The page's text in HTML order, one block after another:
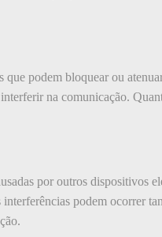
podem bloquear ou
na comunicação.
por outros dispositivos
podem ocorrer